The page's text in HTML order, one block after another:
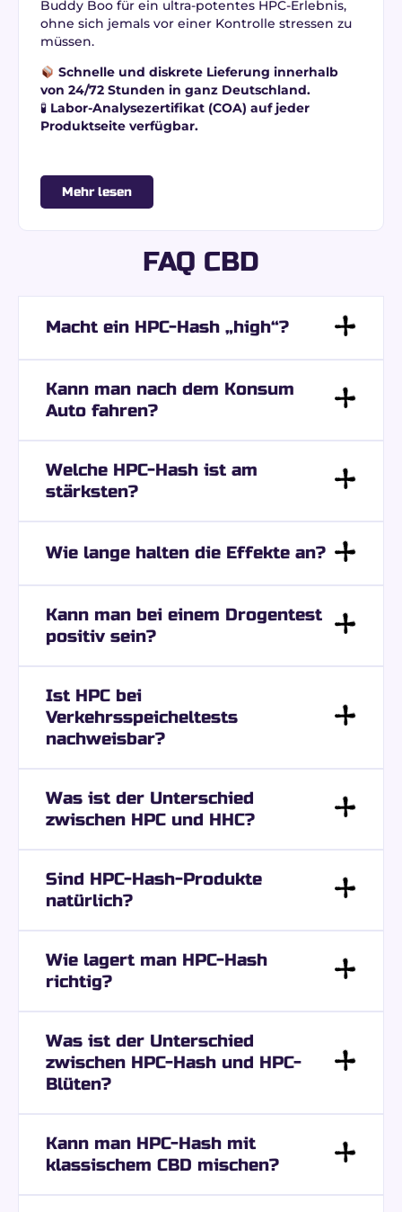
Buddy Boo für ein ultra-potentes HPC-Erlebnis,
ohne sich jemals vor einer Kontrolle stressen zu
müssen.
Schnelle und diskrete Lieferung innerhalb
von 24/72 Stunden in ganz Deutschland.
🧪 Labor-Analysezertifikat (COA) auf jeder
Produktseite verfügbar.
Mehr lesen
FAQ CBD
Macht ein HPC-Hash „high“?
Kann man nach dem Konsum
Auto fahren?
Welche HPC-Hash ist am
stärksten?
Wie lange halten die Effekte an?
Kann man bei einem Drogentest
positiv sein?
Ist HPC bei
Verkehrsspeicheltests
nachweisbar?
Was ist der Unterschied
zwischen HPC und HHC?
Sind HPC-Hash-Produkte
natürlich?
Wie lagert man HPC-Hash
richtig?
Was ist der Unterschied
zwischen HPC-Hash und HPC-
Blüten?
Kann man HPC-Hash mit
klassischem CBD mischen?